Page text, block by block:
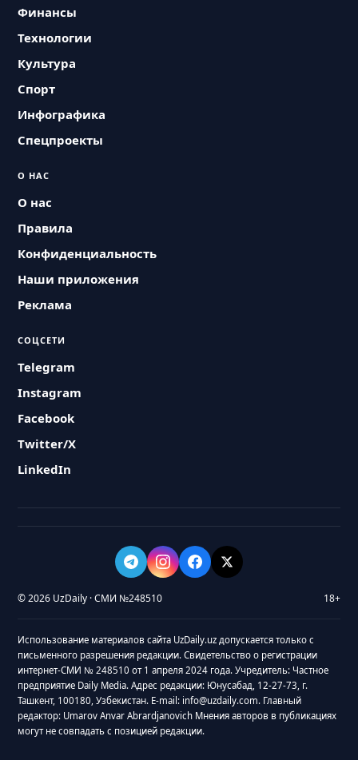
Финансы
Технологии
Культура
Спорт
Инфографика
Спецпроекты
О НАС
О нас
Правила
Конфиденциальность
Наши приложения
Реклама
СОЦСЕТИ
Telegram
Instagram
Facebook
Twitter/X
LinkedIn
© 2026 UzDaily · СМИ №248510 18+
Использование материалов сайта UzDaily.uz допускается только с
письменного разрешения редакции. Свидетельство о регистрации
интернет-СМИ № 248510 от 1 апреля 2024 года. Учредитель: Частное
предприятие Daily Media. Адрес редакции: Юнусабад, 12-27-73, г.
Ташкент, 100180, Узбекистан. E-mail: info@uzdaily.com. Главный
редактор: Umarov Anvar Abrardjanovich Мнения авторов в публикациях
могут не совпадать с позицией редакции.